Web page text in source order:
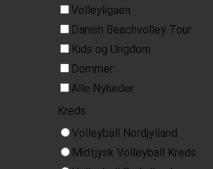
Volleyligaen
Danish Beachvolley Tour
Kids og Ungdom
Dommer
Alle Nyheder
Kreds:
Volleyball Nordjylland
Midtjysk Volleyball Kreds